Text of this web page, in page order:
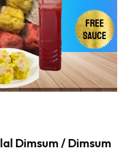
Dimsum / Dimsum